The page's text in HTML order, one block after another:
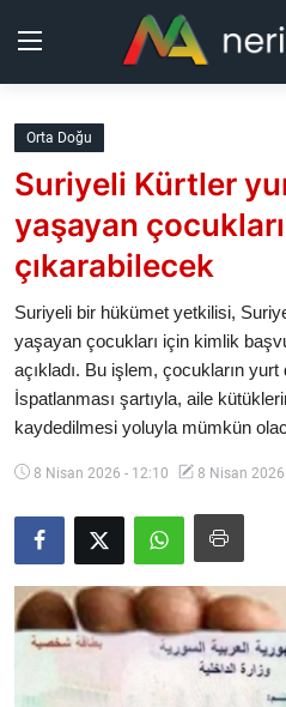
Kurdistan
Bölgeler
Yaşam
Güncel
Analiz
Makaleler
Video
Yazarlar
Orta Doğu
Suriyeli Kürtler
yaşayan
çıkarabilecek
Suriyeli bir hükümet yetkilisi,
yaşayan çocukları için kimlik
açıkladı. Bu işlem, çocukların yurt
İspatlanması şartıyla, aile
kaydedilmesi yoluyla mümkün
8 Nisan 2026 - 12:10 8 Nisan 2026